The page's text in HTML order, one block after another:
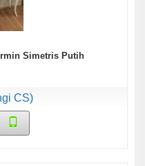
Simetris Putih
CS)